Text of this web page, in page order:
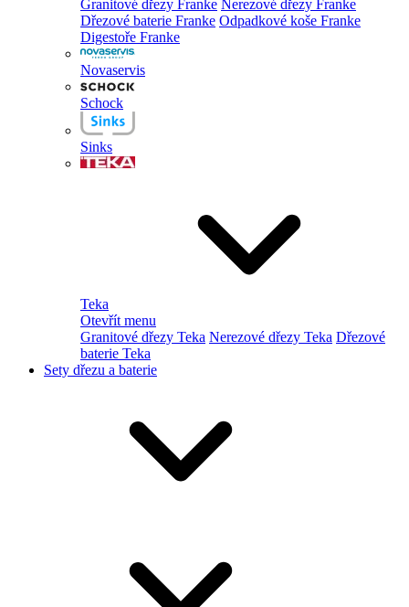
Granitové dřezy Franke Nerezové dřezy Franke
Dřezové baterie Franke Odpadkové koše Franke
Digestoře Franke
Novaservis
Schock
Sinks
Teka
Otevřít menu
Granitové dřezy Teka Nerezové dřezy Teka Dřezové
baterie Teka
Sety dřezu a baterie